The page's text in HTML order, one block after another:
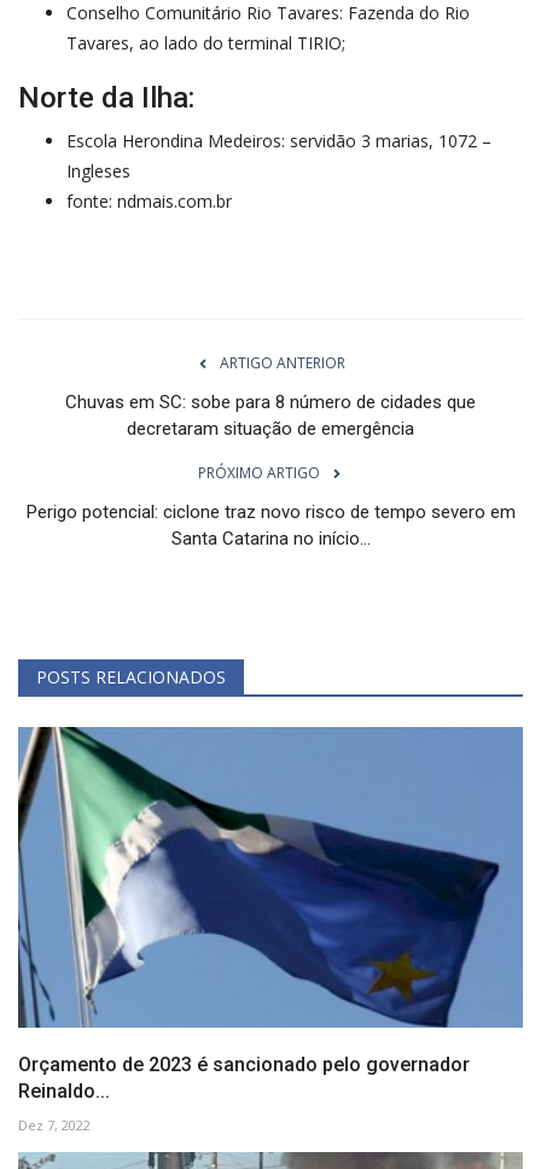
Conselho Comunitário Rio Tavares: Fazenda do Rio
Tavares, ao lado do terminal TIRIO;
Norte da Ilha:
Escola Herondina Medeiros: servidão 3 marias, 1072 –
Ingleses
fonte: ndmais.com.br
ARTIGO ANTERIOR
Chuvas em SC: sobe para 8 número de cidades que
decretaram situação de emergência
PRÓXIMO ARTIGO
Perigo potencial: ciclone traz novo risco de tempo severo em
Santa Catarina no início...
POSTS RELACIONADOS
Orçamento de 2023 é sancionado pelo governador
Reinaldo...
Dez 7, 2022